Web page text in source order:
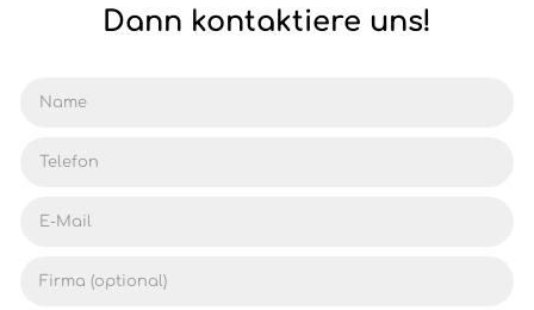
Dann kontaktiere uns!